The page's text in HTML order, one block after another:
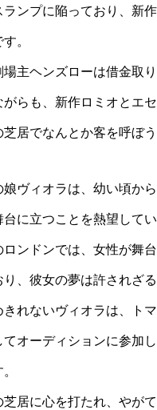
ランプに陥っており、新
。
場主ヘンズローは借金取
がらも、新作ロミオとエ
芝居でなんとか客を呼ぼう
ヴィオラは、幼い頃か
に立つことを熱望してい
ロンドンでは、女性が舞
、彼女の夢は許されざる
きれないヴィオラは、ト
てオーディションに参加
芝居に心を打たれ、やが